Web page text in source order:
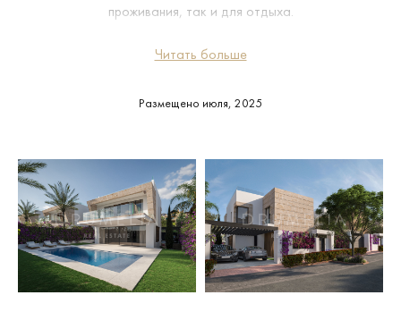
проживания, так и для отдыха.
Каждая вилла продумана до мелочей и отличается чистыми
светом интерьерами, которые гармонично переходят в
ванными комнатами en suite, просторные открытые гостиные и
столовые зоны, а также многофункциональные подвальные
помещения, которые можно оборудовать под тренажерный
зал, кинотеатр или дополнительное жилое пространство.
Виллы полностью меблированы и оформлены студией La
Albaida, с отделкой высокого уровня, включая
аэротермические системы кондиционирования, «умный дом»,
Читать больше
Размещено июля, 2025